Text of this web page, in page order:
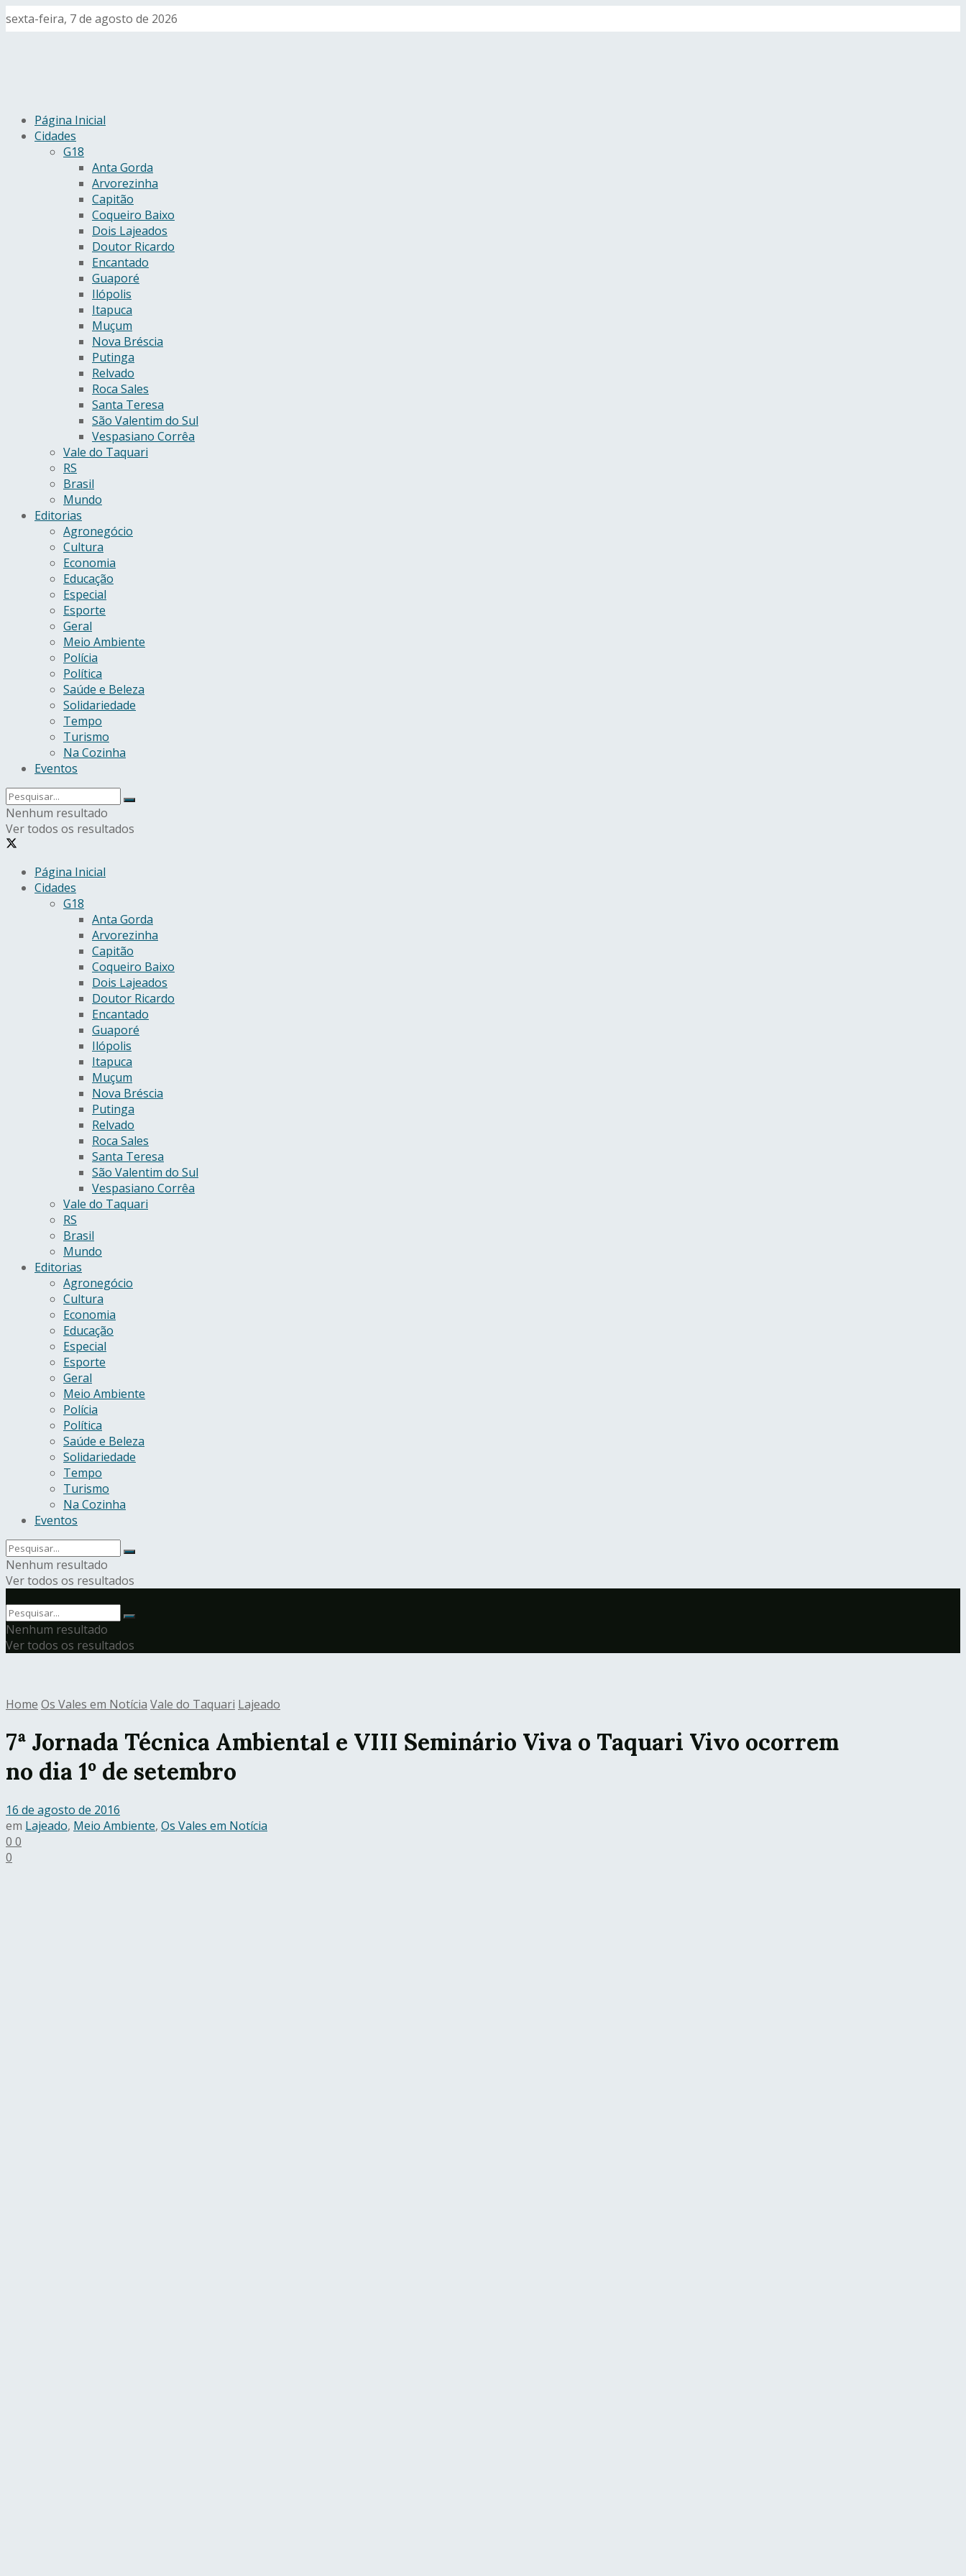
sexta-feira, 7 de agosto de 2026
Página Inicial
Cidades
G18
Anta Gorda
Arvorezinha
Capitão
Coqueiro Baixo
Dois Lajeados
Doutor Ricardo
Encantado
Guaporé
Ilópolis
Itapuca
Muçum
Nova Bréscia
Putinga
Relvado
Roca Sales
Santa Teresa
São Valentim do Sul
Vespasiano Corrêa
Vale do Taquari
RS
Brasil
Mundo
Editorias
Agronegócio
Cultura
Economia
Educação
Especial
Esporte
Geral
Meio Ambiente
Polícia
Política
Saúde e Beleza
Solidariedade
Tempo
Turismo
Na Cozinha
Eventos
Nenhum resultado
Ver todos os resultados
Página Inicial
Cidades
G18
Anta Gorda
Arvorezinha
Capitão
Coqueiro Baixo
Dois Lajeados
Doutor Ricardo
Encantado
Guaporé
Ilópolis
Itapuca
Muçum
Nova Bréscia
Putinga
Relvado
Roca Sales
Santa Teresa
São Valentim do Sul
Vespasiano Corrêa
Vale do Taquari
RS
Brasil
Mundo
Editorias
Agronegócio
Cultura
Economia
Educação
Especial
Esporte
Geral
Meio Ambiente
Polícia
Política
Saúde e Beleza
Solidariedade
Tempo
Turismo
Na Cozinha
Eventos
Nenhum resultado
Ver todos os resultados
Nenhum resultado
Ver todos os resultados
Home Os Vales em Notícia Vale do Taquari Lajeado
7ª Jornada Técnica Ambiental e VIII Seminário Viva o Taquari Vivo ocorrem
no dia 1º de setembro
16 de agosto de 2016
em Lajeado, Meio Ambiente, Os Vales em Notícia
0 0
0